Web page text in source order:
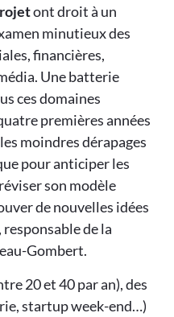
ont droit à un
minutieux des
financières,
Une batterie
ces domaines
premières années
moindres dérapages
pour anticiper les
son modèle
de nouvelles idées
de la
Gombert.
20 et 40 par an), des
startup week-end…)